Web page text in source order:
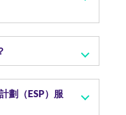
劃（ESP）服